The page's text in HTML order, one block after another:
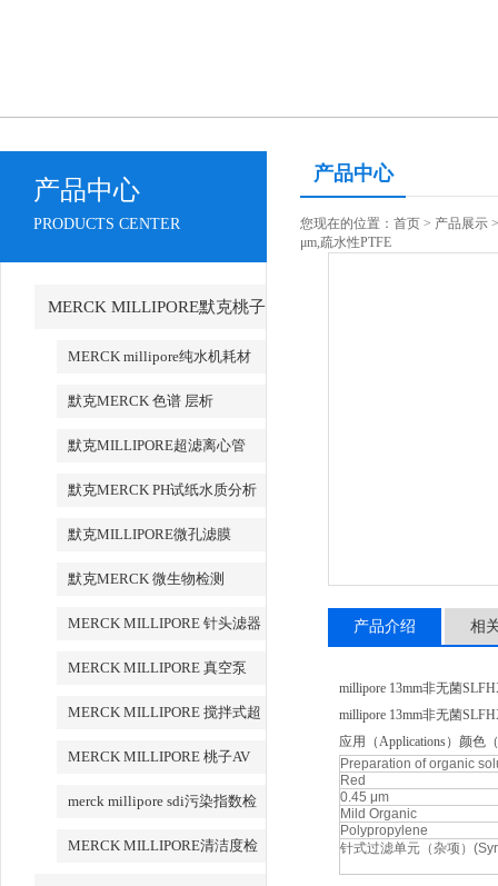
产品中心
PRODUCTS CENTER
MERCK MILLIPORE默克桃子
AV永久地址产品
MERCK millipore纯水机耗材
默克MERCK 色谱 层析
默克MILLIPORE超滤离心管
默克MERCK PH试纸水质分析
默克MILLIPORE微孔滤膜
默克MERCK 微生物检测
MERCK MILLIPORE 针头滤器
MERCK MILLIPORE 真空泵
MERCK MILLIPORE 搅拌式超
MERCK MILLIPORE 桃子AV
永久地址清洁度检测设备
merck millipore sdi污染指数检
MERCK MILLIPORE清洁度检
产品中心
您现在的位置： 首页 > 产品展示
μm,疏水性PTFE
产品介绍 相
millipore 13mm非无菌
millipore 13mm非无菌
应用（Applications）颜色
Preparation of organic
Red
0.45 μm
Mild Organic
Polypropylene
针式过滤单元（杂项）